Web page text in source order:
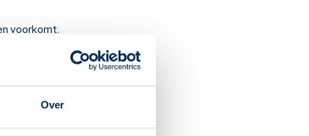
Over
voorkomt.
voorkomt.